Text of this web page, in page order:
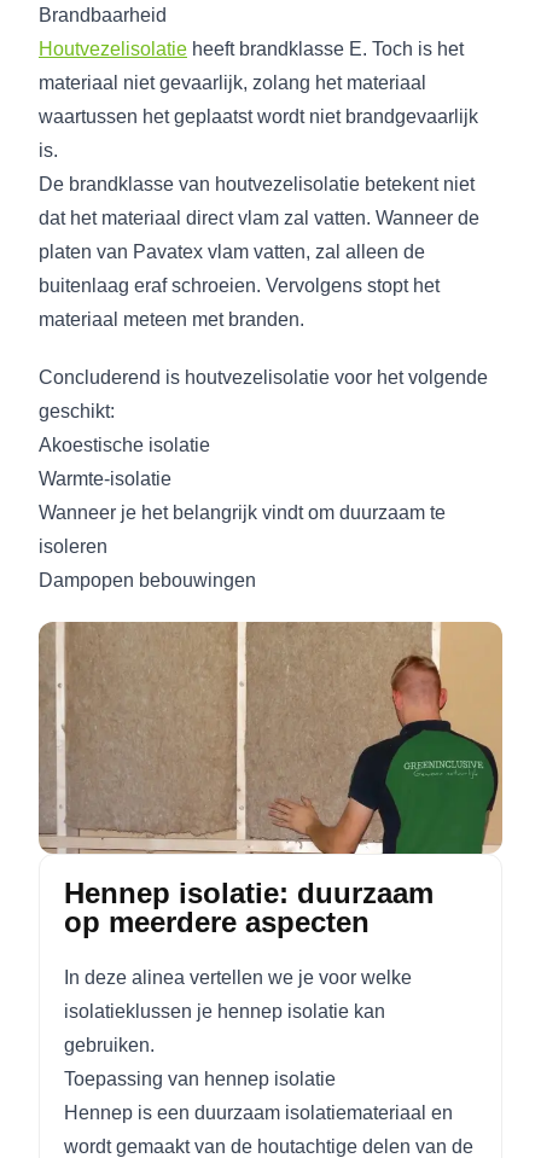
Brandbaarheid
Houtvezelisolatie heeft brandklasse E. Toch is het
materiaal niet gevaarlijk, zolang het materiaal
waartussen het geplaatst wordt niet brandgevaarlijk
is.
De brandklasse van houtvezelisolatie betekent niet
dat het materiaal direct vlam zal vatten. Wanneer de
platen van Pavatex vlam vatten, zal alleen de
buitenlaag eraf schroeien. Vervolgens stopt het
materiaal meteen met branden.
Concluderend is houtvezelisolatie voor het volgende
geschikt:
Akoestische isolatie
Warmte-isolatie
Wanneer je het belangrijk vindt om duurzaam te
isoleren
Dampopen bebouwingen
Hennep isolatie: duurzaam
op meerdere aspecten
In deze alinea vertellen we je voor welke
isolatieklussen je hennep isolatie kan
gebruiken.
Toepassing van hennep isolatie
Hennep is een duurzaam isolatiemateriaal en
wordt gemaakt van de houtachtige delen van de